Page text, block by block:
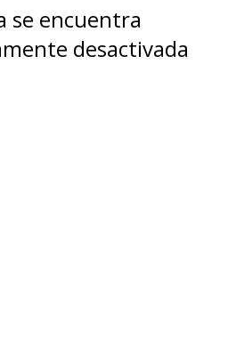
se encuentra
desactivada